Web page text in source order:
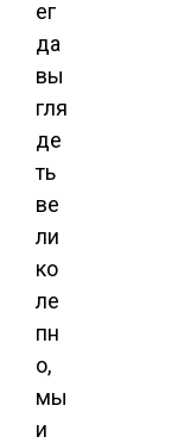
ег
да
вы
гля
де
ть
ве
ли
ко
ле
пн
о,
мы
и